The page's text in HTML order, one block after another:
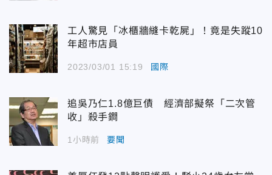
工人驚見「冰櫃牆縫卡乾屍」！竟是失蹤10
年超市店員
2023/03/01 15:19 國際
追吳乃仁1.8億巨債 經濟部擬祭「二次管
收」殺手鐧
1小時前 要聞